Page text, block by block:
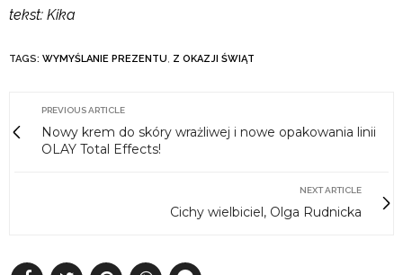
tekst: Kika
TAGS: WYMYŚLANIE PREZENTU, Z OKAZJI ŚWIĄT
PREVIOUS ARTICLE
Nowy krem do skóry wrażliwej i nowe opakowania linii
OLAY Total Effects!
NEXT ARTICLE
Cichy wielbiciel, Olga Rudnicka